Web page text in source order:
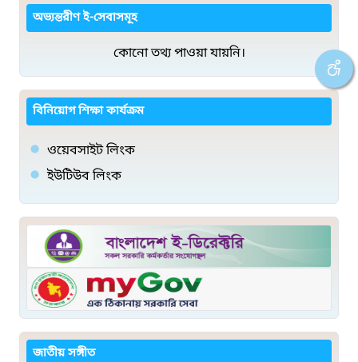
অভ্যন্তরীণ ই-সেবাসমূহ
কোনো তথ্য পাওয়া যায়নি।
বিনিয়োগ শিক্ষা কার্যক্রম
ওয়েবসাইট লিংক
ইউটিউব লিংক
জাতীয় সঙ্গীত